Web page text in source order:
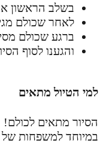
בשלב הראשון
לאחר שכולם
ברגע שכולם
והגענו לסוף
למי הטיול מתאים
הסיור מתאים לכולם!
במיוחד למשפחות של